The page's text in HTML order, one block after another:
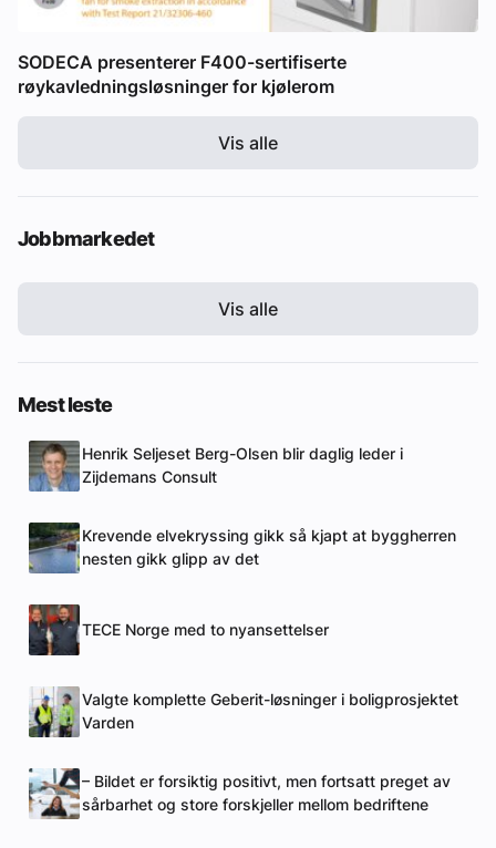
SODECA presenterer F400-sertifiserte
røykavledningsløsninger for kjølerom
Vis alle
Jobbmarkedet
Vis alle
Mest leste
Henrik Seljeset Berg-Olsen blir daglig leder i
Zijdemans Consult
Krevende elvekryssing gikk så kjapt at byggherren
nesten gikk glipp av det
TECE Norge med to nyansettelser
Valgte komplette Geberit-løsninger i boligprosjektet
Varden
– Bildet er forsiktig positivt, men fortsatt preget av
sårbarhet og store forskjeller mellom bedriftene